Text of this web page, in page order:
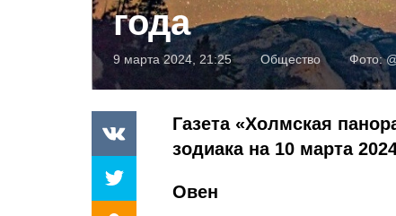
года
9 марта 2024, 21:25 Общество Фото:
Газета «Холмская
зодиака на 10 марта
Овен